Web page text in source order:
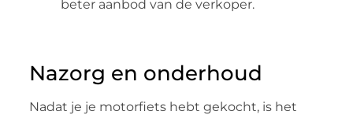
beter aanbod van de verkoper.
Nazorg en onderhoud
Nadat je je motorfiets hebt gekocht, is het